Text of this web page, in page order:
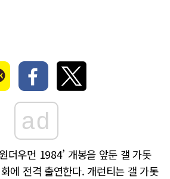
ad
더우먼 1984’ 개봉을 앞둔 갤 가돗
에 전격 출연한다. 개런티는 갤 가돗